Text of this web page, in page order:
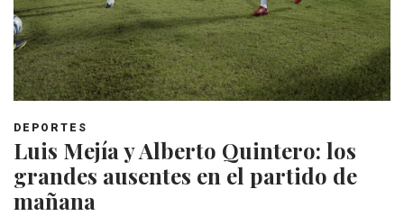
DEPORTES
Luis Mejía y Alberto Quintero: los
grandes ausentes en el partido de
mañana